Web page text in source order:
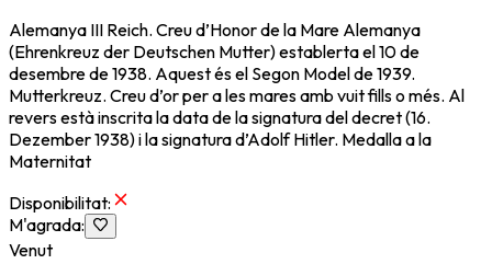
Alemanya III Reich. Creu d’Honor de la Mare Alemanya
(Ehrenkreuz der Deutschen Mutter) establerta el 10 de
desembre de 1938. Aquest és el Segon Model de 1939.
Mutterkreuz. Creu d’or per a les mares amb vuit fills o més. Al
revers està inscrita la data de la signatura del decret (16.
Dezember 1938) i la signatura d’Adolf Hitler. Medalla a la
Maternitat
Disponibilitat:
M'agrada:
Venut